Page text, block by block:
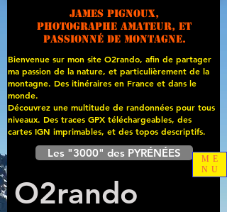
James PIGNOUX,
photographe amateur, et
passionné de montagne.
Bienvenue sur mon site O2rando, afin de partager
ma passion de la nature, et particulièrement de la
montagne. Des itinéraires en France et dans le
monde.
Découvrez une multitude de randonnées pour tous
niveaux. Des traces GPX téléchargeables, des
cartes IGN imprimables, et des topos descriptifs.
Les "3000" des PYRÉNÉES
O2rando
ME
NU